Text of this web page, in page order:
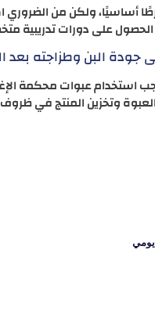
أساسيًا، ولكن من الضروري
الحصول على دورات تدريبية
البن وطزاجته بعد
استخدام عبوات محكمة
وتخزين المنتج في